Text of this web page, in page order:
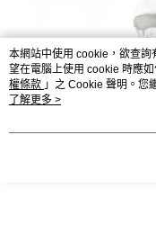
本網站中使用 cookie，欲查
望在電腦上使用 cookie 時應
權條款 」之 Cookie 聲明。您
用條款之 Cookie 聲明使用
了解更多 >